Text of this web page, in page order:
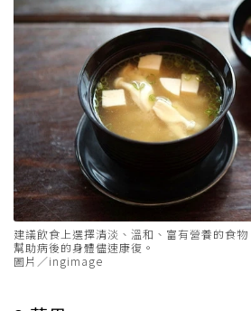
建議飲食上選擇清淡、溫和、富有營養的食
幫助病後的身體儘速康復。
圖片／ingimage